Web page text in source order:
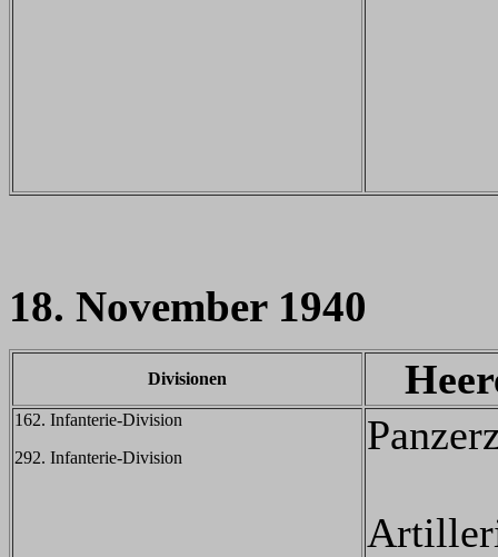
18. November 1940
Divisionen
162. Infanterie-Division
292. Infanterie-Division